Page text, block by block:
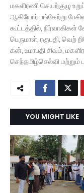
மகளிரணி செயற்குழு
ஆகியோர் பங்கேற்று
கூட்டத்தில்,
பெருமாள், ரகுபதி, வெற்
கன், உமாபதி சிவம்,
செந்தமிழ்செல்வி மற்றும்
YOU MIGHT LIKE